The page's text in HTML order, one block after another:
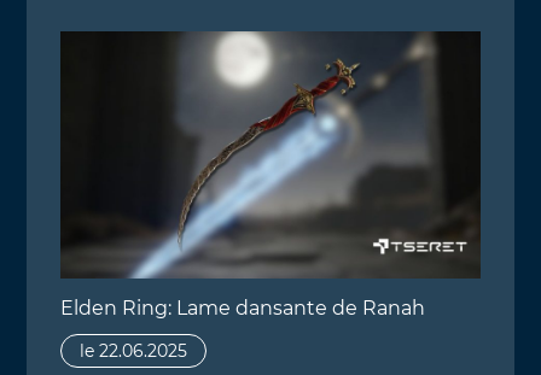
Elden Ring: Lame dansante de Ranah
le 22.06.2025